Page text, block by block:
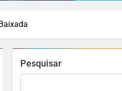
Pesquisar